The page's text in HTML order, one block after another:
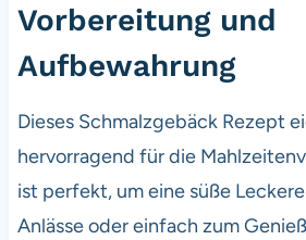
Vorbereitung und
Aufbewahrung
Dieses Schmalzgebäck Rezept
hervorragend für die
ist perfekt, um eine süße
Anlässe oder einfach zum